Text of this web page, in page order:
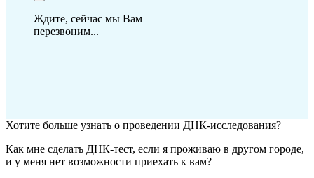
Ждите, сейчас мы Вам
перезвоним...
Хотите больше узнать о проведении ДНК-исследования?
Как мне сделать ДНК-тест, если я проживаю в другом городе,
и у меня нет возможности приехать к вам?